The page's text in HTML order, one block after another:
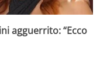
agguerrito: “Ecco